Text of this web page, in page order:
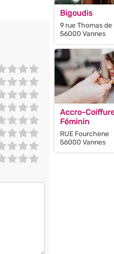
Bigoudis
9 rue Thomas de
56000 Vannes
Accro-
Féminin
RUE Fourchene
56000 Vannes